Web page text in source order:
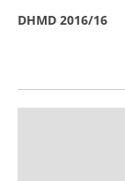
DHMD 2016/16